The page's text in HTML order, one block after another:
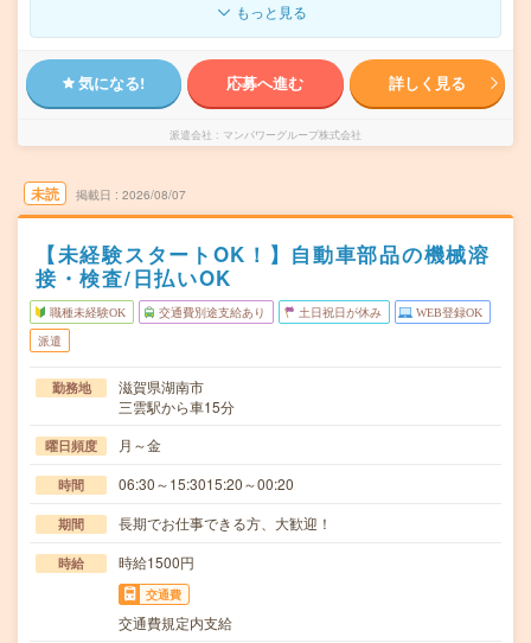
もっと見る
気になる! 応募へ進む 詳しく見る
派遣会社 マンパワーグループ株式会社
未読 掲載日 2026/08/07
【未経験スタートOK！】自動車部品の機械溶
接・検査/日払いOK
職種未経験OK 交通費別途支給あり 土日祝日が休み WEB登録OK
派遣
勤務地
滋賀県湖南市
三雲駅から車15分
曜日頻度 月～金
時間 06:30～15:3015:20～00:20
期間 長期でお仕事できる方、大歓迎！
時給 時給1500円
交通費
交通費規定内支給